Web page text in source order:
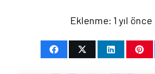
Eklenme: 1 yıl önce